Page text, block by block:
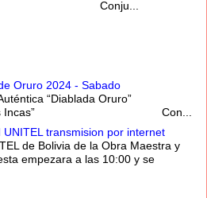
Incas” Conju...
Oruro 2024 - Sabado
“Diablada Oruro”
Sol “Los Incas” Con...
transmision por internet
de Bolivia de la Obra Maestra y
empezara a las 10:00 y se